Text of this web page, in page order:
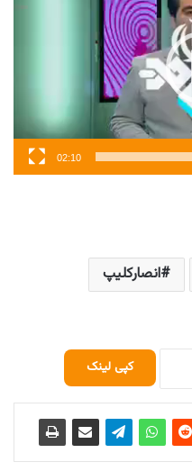
02:10
انصارکلیپ
کپی لینک